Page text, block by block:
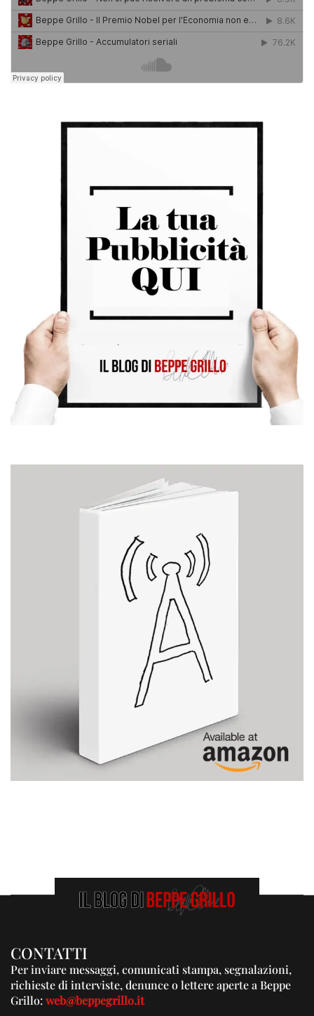
CONTATTI
Per inviare messaggi, comunicati stampa, segnalazioni,
richieste di interviste, denunce o lettere aperte a Beppe
Grillo:web@beppegrillo.it